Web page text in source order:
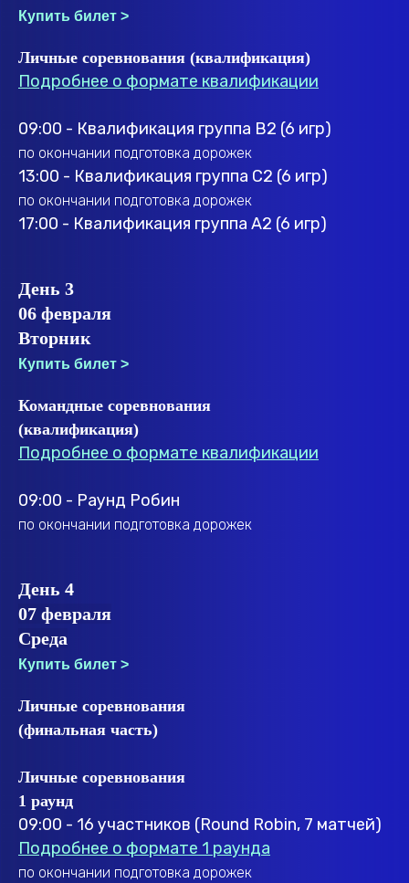
Купить билет >
Личные соревнования (квалификация)
Подробнее о формате квалификации
09:00 - Квалификация группа B2 (6 игр)
по окончании подготовка дорожек
13:00 - Квалификация группа C2 (6 игр)
по окончании подготовка дорожек
17:00 - Квалификация группа A2 (6 игр)
День 3
06 февраля
Вторник
Купить билет >
Командные соревнования
(квалификация)
Подробнее о формате квалификации
09:00 - Раунд Робин
по окончании подготовка дорожек
День 4
07 февраля
Среда
Купить билет >
Личные соревнования
(финальная часть)
Личные соревнования
1 раунд
09:00 - 16 участников (Round Robin, 7 матчей)
Подробнее о формате 1 раунда
по окончании подготовка дорожек